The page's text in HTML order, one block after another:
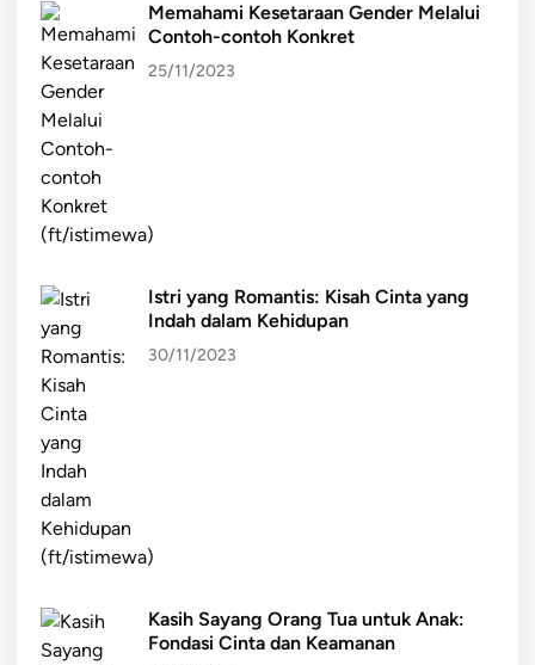
y
r
a
Memahami Kesetaraan Gender Melalui
Contoh-contoh Konkret
25/11/2023
Istri yang Romantis: Kisah Cinta yang
Indah dalam Kehidupan
30/11/2023
Kasih Sayang Orang Tua untuk Anak:
Fondasi Cinta dan Keamanan